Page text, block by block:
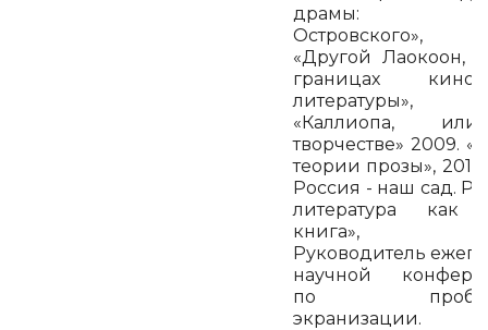
драмы:
Островского»,
«Другой Лаокоон,
границах
литературы»,
«Каллиопа,
творчестве» 2009.
теории прозы»,
Россия - наш сад.
литература как
книга»,
Руководитель
научной
по
экранизации.